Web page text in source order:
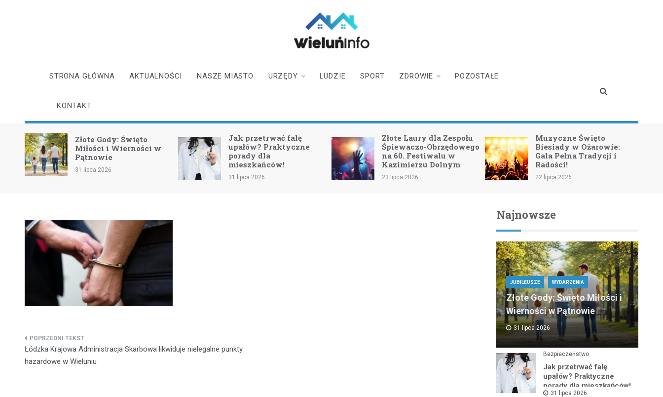
okolic
STRONA GŁÓWNA AKTUALNOŚCI NASZE MIASTO URZĘDY LUDZIE SPORT ZDROWIE POZOSTAŁE
KONTAKT
Złote Gody: Święto
Miłości i Wierności w
Pątnowie
31 lipca 2026
Jak przetrwać falę
upałów? Praktyczne
porady dla
mieszkańców!
31 lipca 2026
Złote Laury dla Zespołu
Śpiewaczo-Obrzędowego
na 60. Festiwalu w
Kazimierzu Dolnym
23 lipca 2026
Muzyczne Święto
Biesiady w Ożarowie:
Gala Pełna Tradycji i
Radości!
22 lipca 2026
Nawigacja
wpisu
Łódzka Krajowa Administracja Skarbowa likwiduje nielegalne punkty
hazardowe w Wieluniu
Najnowsze
JUBILEUSZE WYDARZENIA
Złote Gody: Święto Miłości i
Wierności w Pątnowie
31 lipca 2026
Bezpieczeństwo
Jak przetrwać falę
upałów? Praktyczne
porady dla mieszkańców!
31 lipca 2026